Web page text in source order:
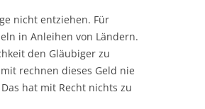
nicht entziehen. Für
in Anleihen von Ländern.
den Gläubiger zu
rechnen dieses Geld nie
hat mit Recht nichts zu